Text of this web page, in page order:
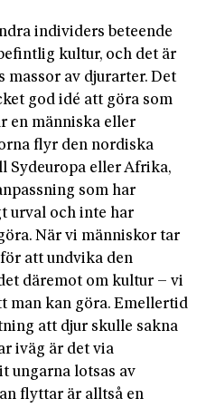
individers beteende
kultur, och det är
massor av djurarter. Det
god idé att göra som
en människa eller
flyr den nordiska
Sydeuropa eller Afrika,
som har
urval och inte har
När vi människor tar
att undvika den
däremot om kultur – vi
man kan göra. Emellertid
att djur skulle sakna
iväg är det via
ungarna lotsas av
flyttar är alltså en